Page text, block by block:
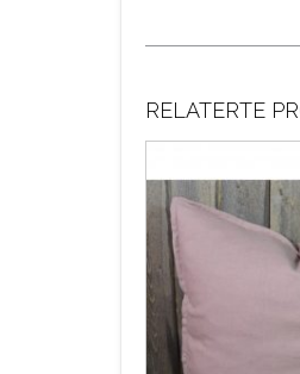
RELATERTE